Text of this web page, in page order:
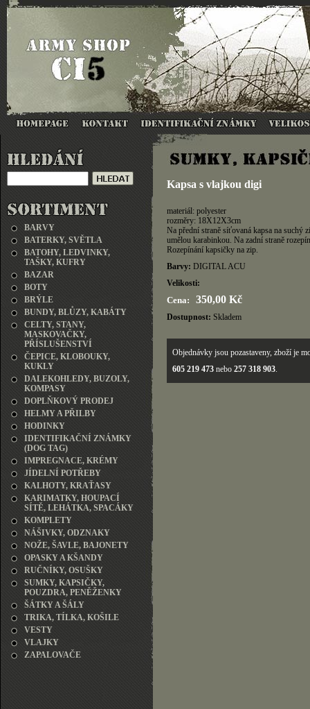
BARVY
BATERKY, SVĚTLA
BATOHY, LEDVINKY,
TAŠKY, KUFRY
BAZAR
BOTY
BRÝLE
BUNDY, BLŮZY, KABÁTY
CELTY, STANY,
MASKOVAČKY,
PŘÍSLUŠENSTVÍ
ČEPICE, KLOBOUKY,
KUKLY
DALEKOHLEDY, BUZOLY,
KOMPASY
DOPLŇKOVÝ PRODEJ
HELMY A PŘILBY
HODINKY
IDENTIFIKAČNÍ ZNÁMKY
(DOG TAG)
IMPREGNACE, KRÉMY
JÍDELNÍ POTŘEBY
KALHOTY, KRAŤASY
KARIMATKY, HOUPACÍ
SÍTĚ, LEHÁTKA, SPACÁKY
KOMPLETY
NÁŠIVKY, ODZNAKY
NOŽE, ŠAVLE, BAJONETY
OPASKY A KŠANDY
RUČNÍKY, OSUŠKY
SUMKY, KAPSIČKY,
POUZDRA, PENĚŽENKY
ŠÁTKY A ŠÁLY
TRIKA, TÍLKA, KOŠILE
VESTY
VLAJKY
ZAPALOVAČE
Kapsa s vlajkou digi
materiál: polyester
rozměry: 18X12X3cm
Na přední straně síťovaná kapsa na suchý
umělou karabinkou. Na zadní straně
Rozepínání kapsičky na zip.
Barvy: DIGITAL ACU
Velikosti:
Cena: 350,00 Kč
Dostupnost: Skladem
Objednávky jsou pozastaveny, zboží je
605 219 473 nebo 257 318 903.